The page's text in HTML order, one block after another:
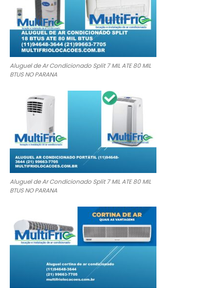
Aluguel de Ar Condicionado Split 7 MIL ATE 80 MIL
BTUS NO PARANA
Aluguel de Ar Condicionado Split 7 MIL ATE 80 MIL
BTUS NO PARANA